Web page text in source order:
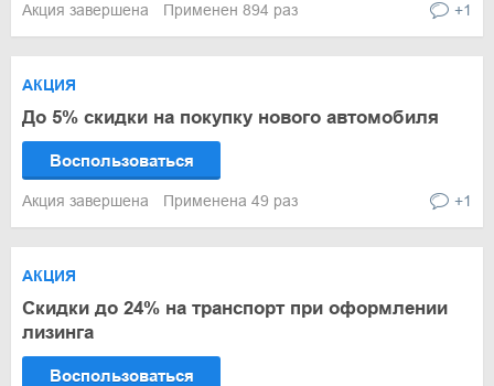
Акция завершена Применен 894 раз +1
АКЦИЯ
До 5% скидки на покупку нового автомобиля
Воспользоваться
Акция завершена Применена 49 раз +1
АКЦИЯ
Скидки до 24% на транспорт при оформлении
лизинга
Воспользоваться